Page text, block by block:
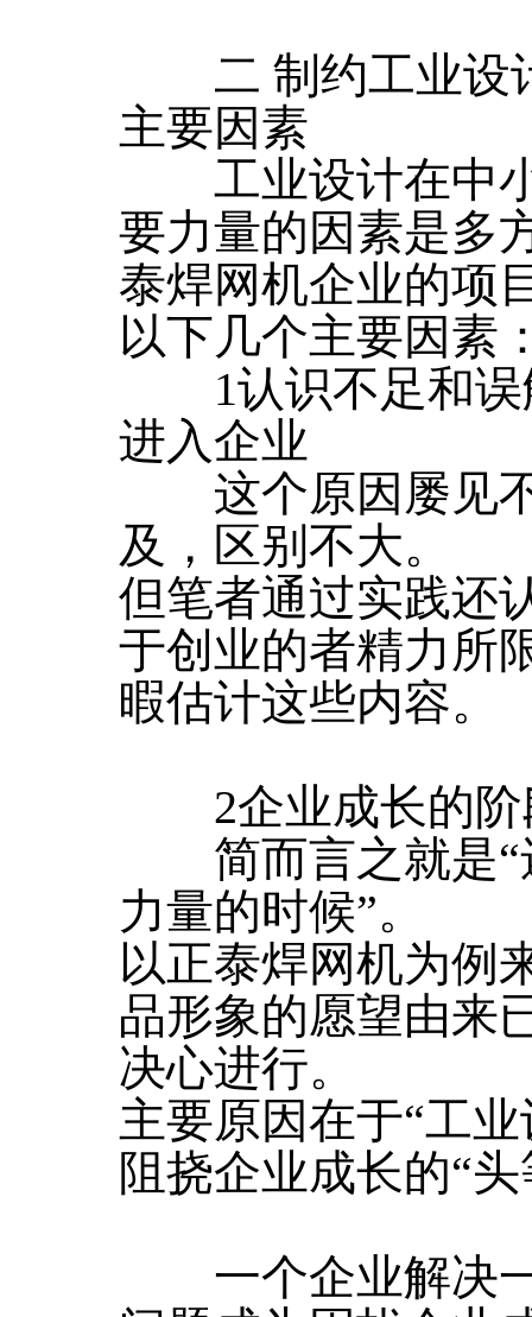
二 制约工业设
主要因素
工业设计在中小
要力量的因素是多
泰焊网机企业的项
以下几个主要因素
1认识不足和误
进入企业
这个原因屡见不
及，区别不大。
但笔者通过实践还
于创业的者精力所
暇估计这些内容。
2企业成长的阶
简而言之就是“
力量的时候”。
以正泰焊网机为例
品形象的愿望由来
决心进行。
主要原因在于“工
阻挠企业成长的“
一个企业解决一